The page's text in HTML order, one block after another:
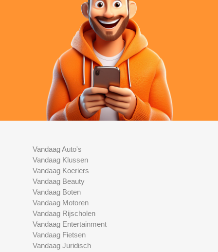
Vandaag Auto's
Vandaag Klussen
Vandaag Koeriers
Vandaag Beauty
Vandaag Boten
Vandaag Motoren
Vandaag Rijscholen
Vandaag Entertainment
Vandaag Fietsen
Vandaag Juridisch